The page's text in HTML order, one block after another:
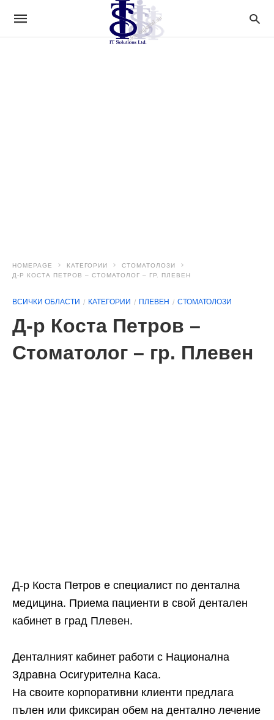
HOMEPAGE КАТЕГОРИИ
СТОМАТОЛОЗИ
Д-Р КОСТА ПЕТРОВ – СТОМАТОЛОГ – ГР. ПЛЕВЕН
ВСИЧКИ ОБЛАСТИ КАТЕГОРИИ ПЛЕВЕН СТОМАТОЛОЗИ
Д-р Коста Петров –
Стоматолог – гр. Плевен
Д-р Коста Петров е специалист по дентална
медицина. Приема пациенти в свой дентален
кабинет в град Плевен.
Денталният кабинет работи с Национална
Здравна Осигурителна Каса.
На своите корпоративни клиенти предлага
пълен или фиксиран обем на дентално лечение